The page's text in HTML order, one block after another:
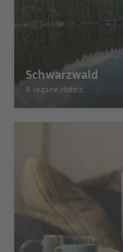
Schwarzwald
8 vegane Hotels